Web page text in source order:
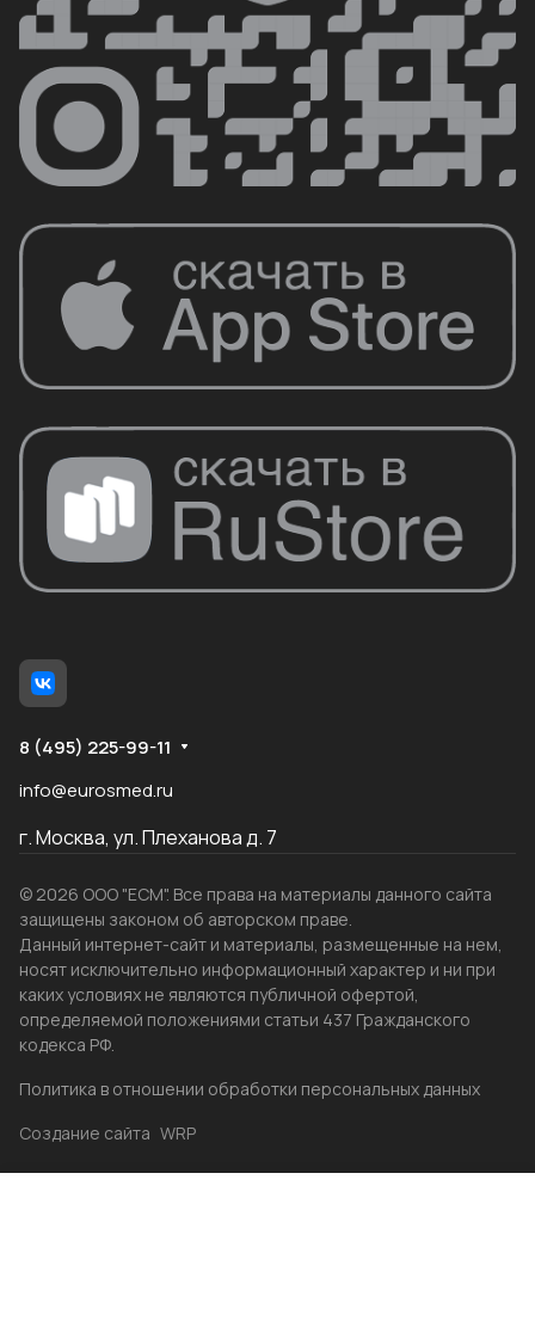
8 (495) 225-99-11
info@eurosmed.ru
г. Москва, ул. Плеханова д. 7
© 2026 ООО "ЕСМ". Все права на материалы данного сайта
защищены законом об авторском праве.
Данный интернет-сайт и материалы, размещенные на нем,
носят исключительно информационный характер и ни при
каких условиях не являются публичной офертой,
определяемой положениями статьи 437 Гражданского
кодекса РФ.
Политика в отношении обработки персональных данных
Создание сайта WRP